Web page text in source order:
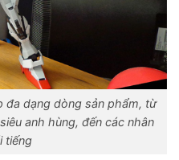
đa dạng dòng sản phẩm, từ
anh hùng, đến các nhân
tiếng